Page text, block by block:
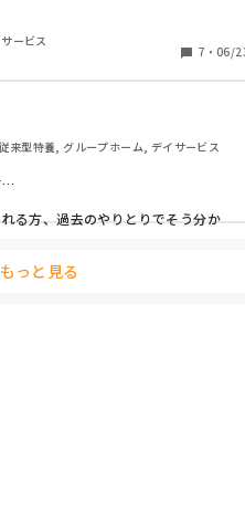
ービス
7 ・ 06/
来型特養, グループホーム, デイサービス
…
る方、過去のやりとりでそう分か
…
ない状況でも、その判断ができな
か…とも思えます…
い、だから同じ内容の投稿をされ
退職転職の意識が持てない程なの
ります、もしそうなら、しっかりさ
と人生で今の所の我慢、勿体ない
っと見る